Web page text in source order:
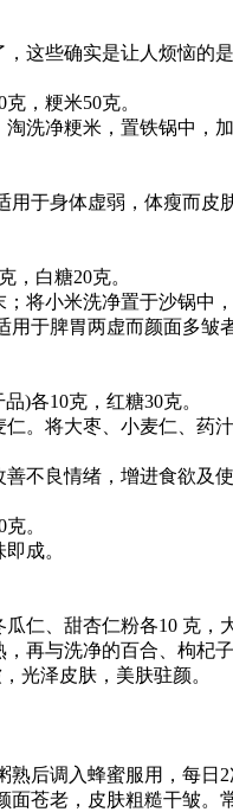
这些确实是让人烦恼的
，粳米50克。
净粳米，置铁锅中，
于身体虚弱，体瘦而皮肤
白糖20克。
小米洗净置于沙锅中
脾胃两虚而颜面多皱
)各10克，红糖30克。
将大枣、小麦仁、药汁
良情绪，增进食欲及使
。
成。
、甜杏仁粉各10 克，大
与洗净的百合、枸杞子
泽皮肤，美肤驻颜。
后调入蜂蜜服用，每日2
老，皮肤粗糙干皱。